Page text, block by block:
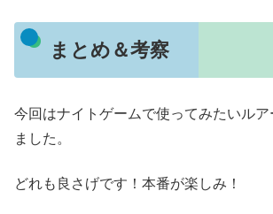
まとめ＆考察
今回はナイトゲームで使ってみたいルア
ました。
どれも良さげです！本番が楽しみ！